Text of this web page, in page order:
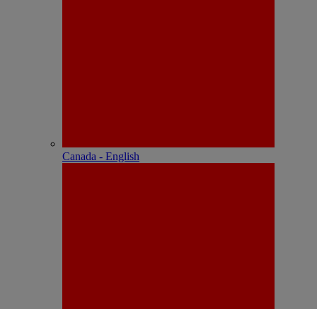
Canada - English